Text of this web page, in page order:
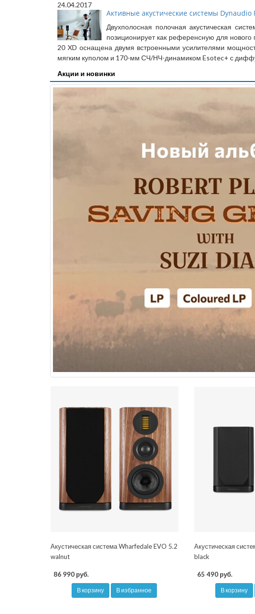
24.04.2017
Активные акустические системы
Двухполосная полочная акустическая
позиционирует как референсную для
20 XD оснащена двумя встроенными усилителями
мягким куполом и 170-мм СЧ/НЧ-динамиком Esotec+ с
Акции и новинки
Акустическая система Wharfedale EVO 5.2
walnut
86 990 руб.
В корзину В избранное
Акустическая
black
65 490 руб.
В корзину